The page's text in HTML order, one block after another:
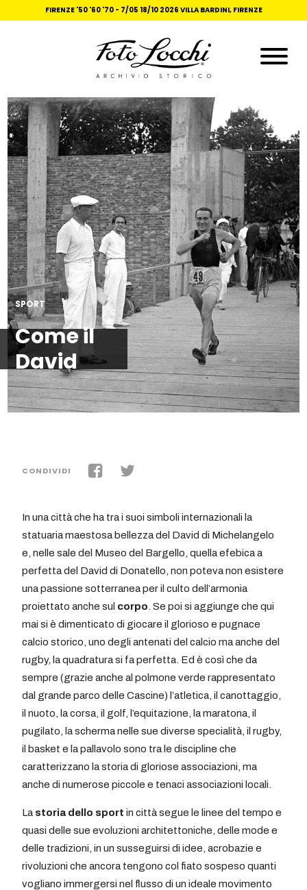
FIRENZE '50 '60 '70 - 7/05 18/10 2026 VILLA BARDINI, FIRENZE
SPORT
Come il
David
CONDIVIDI
In una città che ha tra i suoi simboli internazionali la
statuaria maestosa bellezza del David di Michelangelo
e, nelle sale del Museo del Bargello, quella efebica a
perfetta del David di Donatello, non poteva non esistere
una passione sotterranea per il culto dell’armonia
proiettato anche sul corpo . Se poi si aggiunge che qui
mai si è dimenticato di giocare il glorioso e pugnace
calcio storico, uno degli antenati del calcio ma anche del
rugby, la quadratura si fa perfetta. Ed è così che da
sempre (grazie anche al polmone verde rappresentato
dal grande parco delle Cascine) l’atletica, il canottaggio,
il nuoto, la corsa, il golf, l’equitazione, la maratona, il
pugilato, la scherma nelle sue diverse specialità, il rugby,
il basket e la pallavolo sono tra le discipline che
caratterizzano la storia di gloriose associazioni, ma
anche di numerose piccole e tenaci associazioni locali.
La storia dello sport in città segue le linee del tempo e
quasi delle sue evoluzioni architettoniche, delle mode e
delle tradizioni, in un susseguirsi di idee, acrobazie e
rivoluzioni che ancora tengono col fiato sospeso quanti
vogliano immergersi nel flusso di un ideale movimento